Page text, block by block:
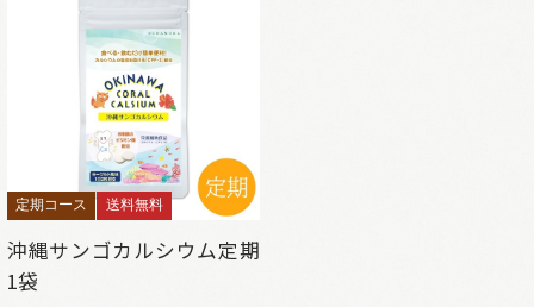
定期コース 送料無料
沖縄サンゴカルシウム定期
1袋